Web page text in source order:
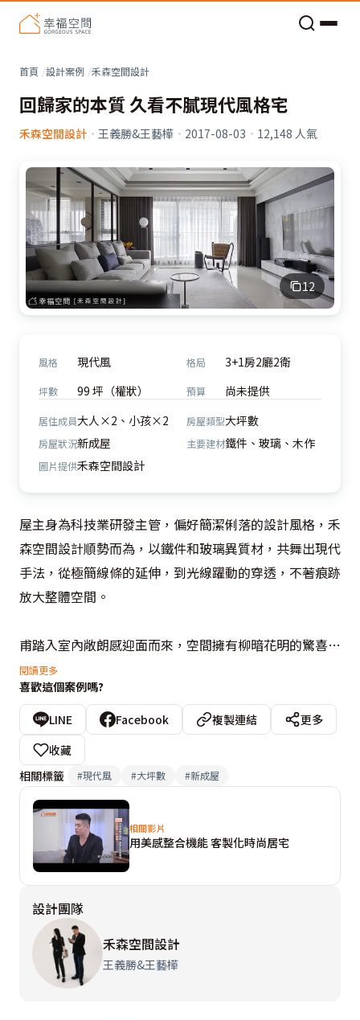
首頁 設計案例 禾森空間設計
回歸家的本質 久看不膩現代風格宅
禾森空間設計 · 王義勝&王藝樺 · 2017-08-03 · 12,148 人氣
12
風格 現代風 格局 3+1房2廳2衛
坪數 99 坪（權狀） 預算 尚未提供
居住成員大人×2、小孩×2 房屋類型大坪數
房屋狀況新成屋 主要建材鐵件、玻璃、木作
圖片提供禾森空間設計
屋主身為科技業研發主管，偏好簡潔俐落的設計風格，禾
森空間設計順勢而為，以鐵件和玻璃異質材，共舞出現代
手法，從極簡線條的延伸，到光線躍動的穿透，不著痕跡
放大整體空間。
甫踏入室內敞朗感迎面而來，空間擁有柳暗花明的驚喜，
天花板採斜切面設計，並做了雙間接，創造向上延伸的視
覺感受，同時隱藏突兀的樑柱體。為提升客廳寬敞度，空
調挪移到書房，天花格局變得方正；廊道牆面往內退縮，
足足多了十公分寬，消除壓迫侷促感。
屋主相當重視家庭凝聚力，王藝樺、王義勝設計師利用玻
璃隔間，分別規劃出書房和閱讀室，當男主人長時間待在
書房處理公務，疲乏時可躺上臥榻休憩，訪客來時則變成
臨時客房。閱讀室外觀宛如一間玻璃屋，特別採通透設
計，即使屋主夫妻身處在不同空間，也能時時注意到小孩
動態。
餐廚區藉由動線安排，串聯起家人情感，有別於一般中島
區規劃，以隔間牆一分為二，一面是早餐吧餐島，搭配四
閱讀更多
喜歡這個案例嗎?
LINE Facebook 複製連結
更多
收藏
相關標籤
#現代風 #大坪數 #新成屋
相關影片
用美感整合機能 客製化時尚居宅
設計團隊
禾森空間設計
王義勝&王藝樺